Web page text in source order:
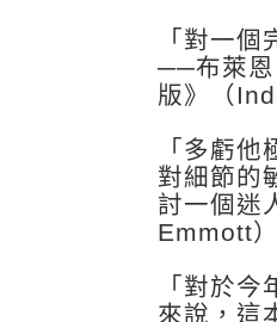
「對一
──布萊恩
版》（
「多虧
對細節的
討一個迷
Emmott
「對於
來說，這